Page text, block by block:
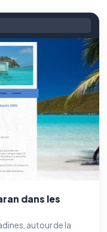
dans les
autour de la